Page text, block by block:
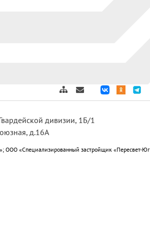
дивизии, 1Б/1
д.16А
«Специализированный застройщик «Пересвет-Юг
Юг Краснослободск»; ООО